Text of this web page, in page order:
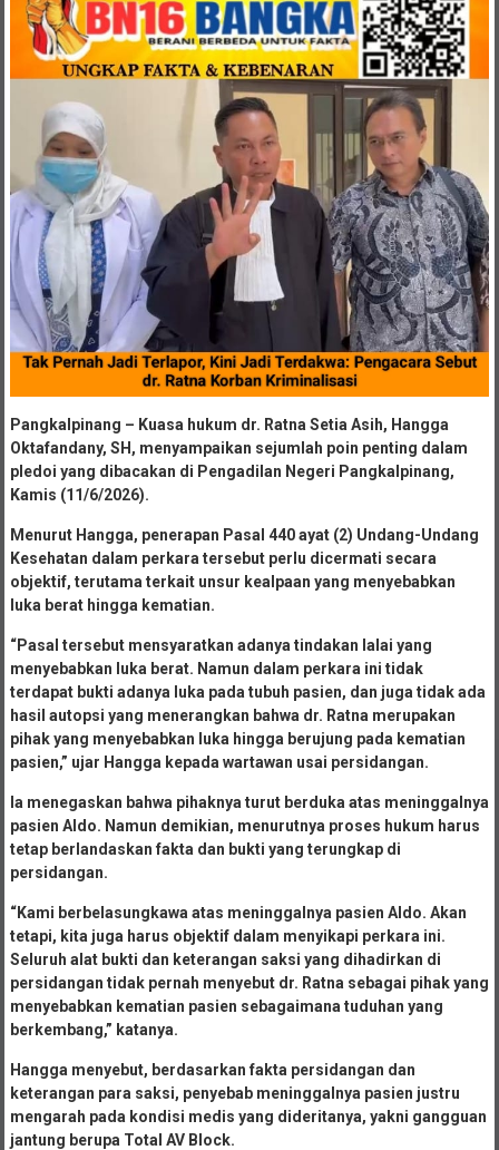
Pangkalpinang – Kuasa hukum dr. Ratna Setia Asih, Hangga
Oktafandany, SH, menyampaikan sejumlah poin penting dalam
pledoi yang dibacakan di Pengadilan Negeri Pangkalpinang,
Kamis (11/6/2026).
Menurut Hangga, penerapan Pasal 440 ayat (2) Undang-Undang
Kesehatan dalam perkara tersebut perlu dicermati secara
objektif, terutama terkait unsur kealpaan yang menyebabkan
luka berat hingga kematian.
“Pasal tersebut mensyaratkan adanya tindakan lalai yang
menyebabkan luka berat. Namun dalam perkara ini tidak
terdapat bukti adanya luka pada tubuh pasien, dan juga tidak ada
hasil autopsi yang menerangkan bahwa dr. Ratna merupakan
pihak yang menyebabkan luka hingga berujung pada kematian
pasien,” ujar Hangga kepada wartawan usai persidangan.
Ia menegaskan bahwa pihaknya turut berduka atas meninggalnya
pasien Aldo. Namun demikian, menurutnya proses hukum harus
tetap berlandaskan fakta dan bukti yang terungkap di
persidangan.
“Kami berbelasungkawa atas meninggalnya pasien Aldo. Akan
tetapi, kita juga harus objektif dalam menyikapi perkara ini.
Seluruh alat bukti dan keterangan saksi yang dihadirkan di
persidangan tidak pernah menyebut dr. Ratna sebagai pihak yang
menyebabkan kematian pasien sebagaimana tuduhan yang
berkembang,” katanya.
Hangga menyebut, berdasarkan fakta persidangan dan
keterangan para saksi, penyebab meninggalnya pasien justru
mengarah pada kondisi medis yang dideritanya, yakni gangguan
jantung berupa Total AV Block.